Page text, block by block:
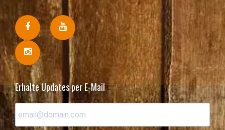
Erhalte Updates per E-Mail